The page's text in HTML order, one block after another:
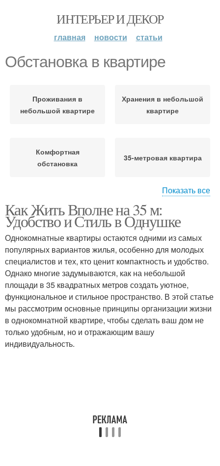
ИНТЕРЬЕР И ДЕКОР
главная новости статьи
Обстановка в квартире
Проживания в
небольшой квартире
Хранения в небольшой
квартире
Комфортная
обстановка
35-метровая квартира
Уютная обстановка
Проветривание в
квартире
Показать все
Как Жить Вполне на 35 м:
Удобство и Стиль в Однушке
Однокомнатные квартиры остаются одними из самых
популярных вариантов жилья, особенно для молодых
специалистов и тех, кто ценит компактность и удобство.
Однако многие задумываются, как на небольшой
площади в 35 квадратных метров создать уютное,
функциональное и стильное пространство. В этой статье
мы рассмотрим основные принципы организации жизни
в однокомнатной квартире, чтобы сделать ваш дом не
только удобным, но и отражающим вашу
индивидуальность.